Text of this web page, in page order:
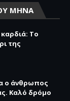
ΜΗΝΑ
Το
της
ο άνθρωπος
Καλό δρόμο